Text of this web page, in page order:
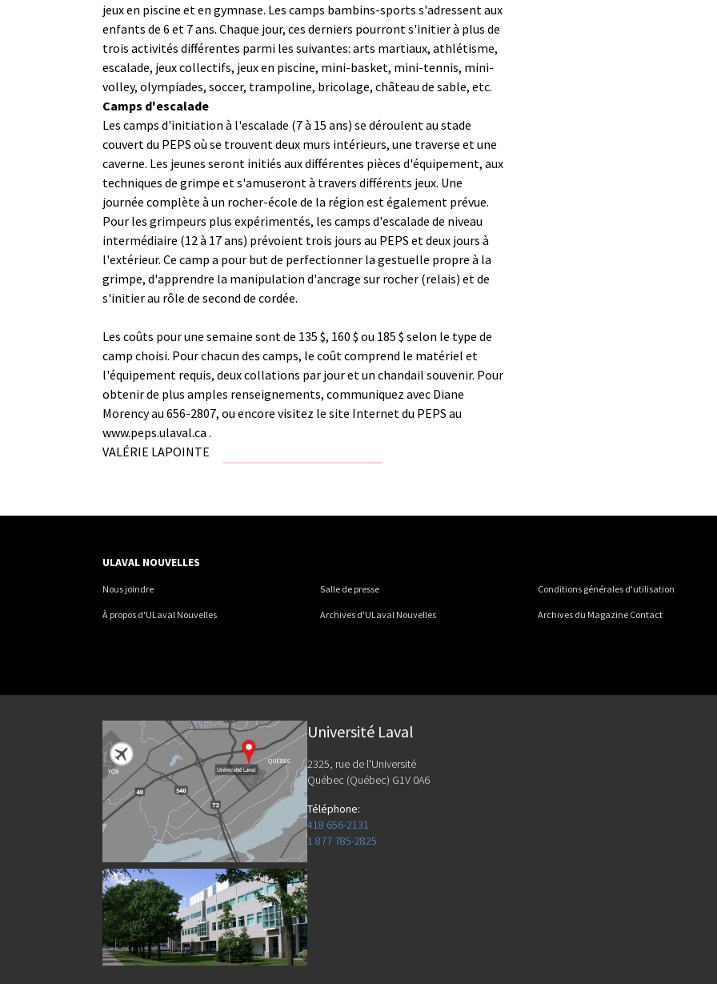
jeux en piscine et en gymnase. Les camps bambins-sports s'adressent aux
enfants de 6 et 7 ans. Chaque jour, ces derniers pourront s'initier à plus de
trois activités différentes parmi les suivantes: arts martiaux, athlétisme,
escalade, jeux collectifs, jeux en piscine, mini-basket, mini-tennis, mini-
volley, olympiades, soccer, trampoline, bricolage, château de sable, etc.
Camps d'escalade
Les camps d'initiation à l'escalade (7 à 15 ans) se déroulent au stade
couvert du PEPS où se trouvent deux murs intérieurs, une traverse et une
caverne. Les jeunes seront initiés aux différentes pièces d'équipement, aux
techniques de grimpe et s'amuseront à travers différents jeux. Une
journée complète à un rocher-école de la région est également prévue.
Pour les grimpeurs plus expérimentés, les camps d'escalade de niveau
intermédiaire (12 à 17 ans) prévoient trois jours au PEPS et deux jours à
l'extérieur. Ce camp a pour but de perfectionner la gestuelle propre à la
grimpe, d'apprendre la manipulation d'ancrage sur rocher (relais) et de
s'initier au rôle de second de cordée.
Les coûts pour une semaine sont de 135 $, 160 $ ou 185 $ selon le type de
camp choisi. Pour chacun des camps, le coût comprend le matériel et
l'équipement requis, deux collations par jour et un chandail souvenir. Pour
obtenir de plus amples renseignements, communiquez avec Diane
Morency au 656-2807, ou encore visitez le site Internet du PEPS au
www.peps.ulaval.ca .
VALÉRIE LAPOINTE
ULAVAL NOUVELLES
Nous joindre Salle de presse Conditions générales d'utilisation
À propos d'ULaval Nouvelles Archives d'ULaval Nouvelles Archives du Magazine Contact
Université Laval
2325, rue de l'Université
Québec (Québec) G1V 0A6
Téléphone:
418 656-2131
1 877 785-2825